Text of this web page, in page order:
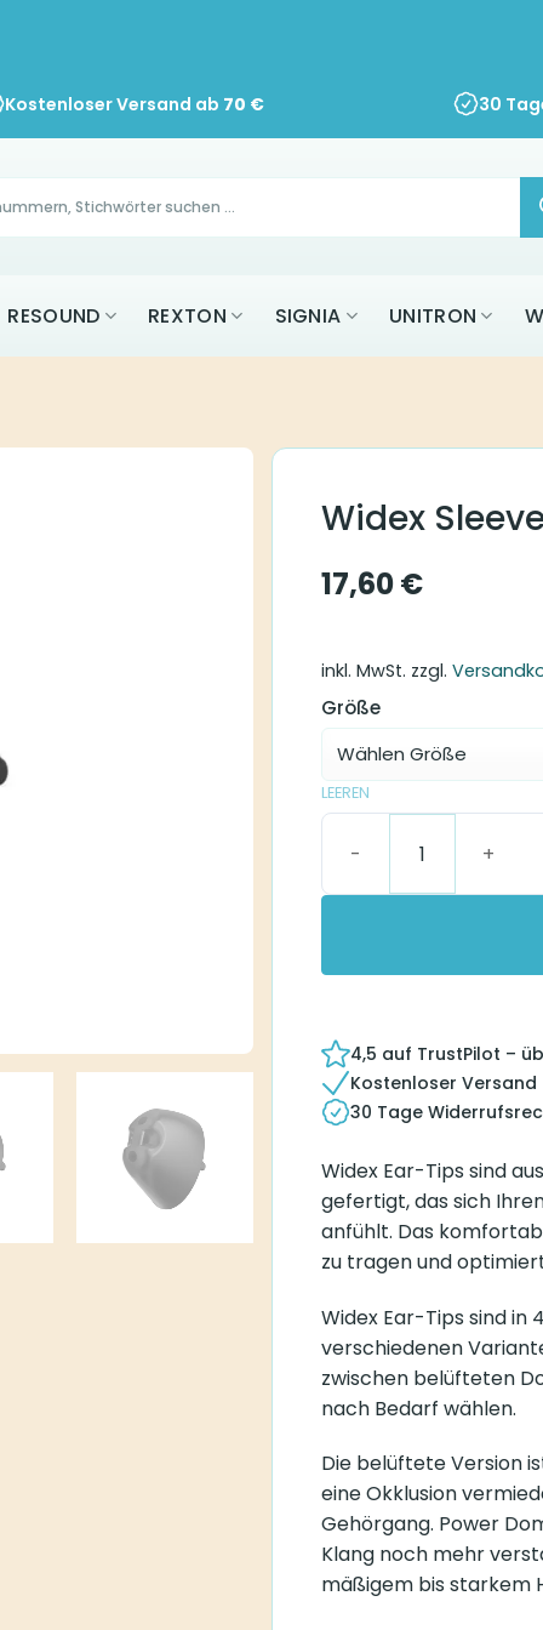
Kostenloser Versand ab 70 € 30
RESOUND REXTON SIGNIA UNITRON
Widex
17,60€
inkl. MwSt. zzgl.
Größe
LEEREN
4,5 auf TrustPilot –
Kostenloser Versand
30 Tage
Widex Ear-Tips sind
gefertigt, das sich
anfühlt. Das
zu tragen und
Widex Ear-Tips sind in
verschiedenen
zwischen belüfteten
nach Bedarf wählen.
Die belüftete Version
eine Okklusion
Gehörgang. Power
Klang noch mehr
mäßigem bis starkem